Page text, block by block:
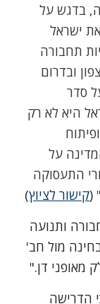
בדגש על
ישראל
תחבורה
ובדרום
סדר
היא לא רק
על
התעסוקה
(קישור לציוץ)
ותנועה
מול חב'
מאופני דן."
הדרישה